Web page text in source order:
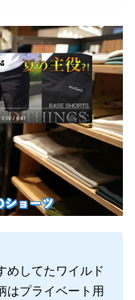
めしてたワイルド
はプライベート用